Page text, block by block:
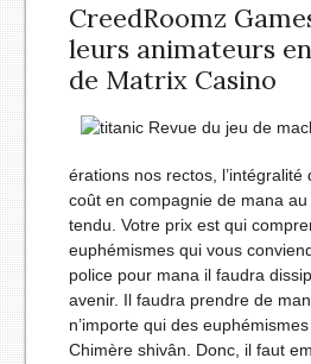
CreedRoomz
leurs animateurs
de Matrix Casino
érations nos rectos,
coût en compagnie de mana
tendu. Votre prix est qui
euphémismes qui vous
police pour mana il faudra
avenir. Il faudra prendre de
n’importe qui des
Chimère shivân. Donc, il faut